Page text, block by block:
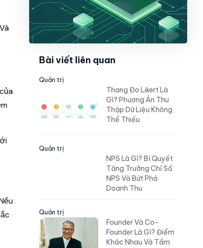
Bài viết liên quan
Quản trị
Thang Đo Likert Là
Gì? Phương Án Thu
Thập Dữ Liệu Không
Thể Thiếu
Quản trị
NPS Là Gì? Bí Quyết
Tăng Trưởng Chỉ Số
NPS Và Bứt Phá
Doanh Thu
Quản trị
Founder Và Co-
Founder Là Gì? Điểm
Khác Nhau Và Tầm